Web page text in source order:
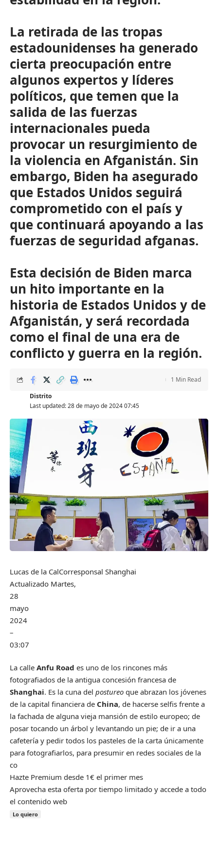
La retirada de las tropas
estadounidenses ha generado
cierta preocupación entre
algunos expertos y líderes
políticos, que temen que la
salida de las fuerzas
internacionales pueda
provocar un resurgimiento de
la violencia en Afganistán. Sin
embargo, Biden ha asegurado
que Estados Unidos seguirá
comprometido con el país y
que continuará apoyando a las
fuerzas de seguridad afganas.
Esta decisión de Biden marca
un hito importante en la
historia de Estados Unidos y de
Afganistán, y será recordada
como el final de una era de
conflicto y guerra en la región.
Last updated: 28 de mayo de 2024 07:45
Distrito
1 Min Read
Lucas de la CalCorresponsal Shanghai
Actualizado Martes,
28
mayo
2024
–
03:07
La calle Anfu Road es uno de los rincones más
fotografiados de la antigua concesión francesa de
Shanghai. Es la cuna del postureo que abrazan los jóvenes
de la capital financiera de China, de hacerse selfis frente a
la fachada de alguna vieja mansión de estilo europeo; de
posar tocando un árbol y levantando un pie; de ir a una
cafetería y pedir todos los pasteles de la carta únicamente
para fotografiarlos, para presumir en redes sociales de la
co
Hazte Premium desde 1€ el primer mes
Aprovecha esta oferta por tiempo limitado y accede a todo
el contenido web
Lo quiero